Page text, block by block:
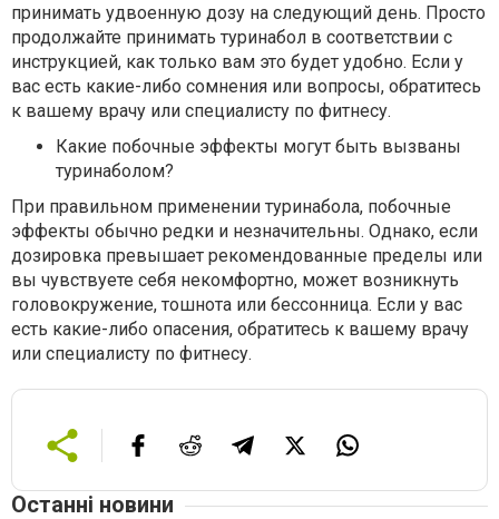
принимать удвоенную дозу на следующий день. Просто
продолжайте принимать туринабол в соответствии с
инструкцией, как только вам это будет удобно. Если у
вас есть какие-либо сомнения или вопросы, обратитесь
к вашему врачу или специалисту по фитнесу.
Какие побочные эффекты могут быть вызваны
туринаболом?
При правильном применении туринабола, побочные
эффекты обычно редки и незначительны. Однако, если
дозировка превышает рекомендованные пределы или
вы чувствуете себя некомфортно, может возникнуть
головокружение, тошнота или бессонница. Если у вас
есть какие-либо опасения, обратитесь к вашему врачу
или специалисту по фитнесу.
Останні новини